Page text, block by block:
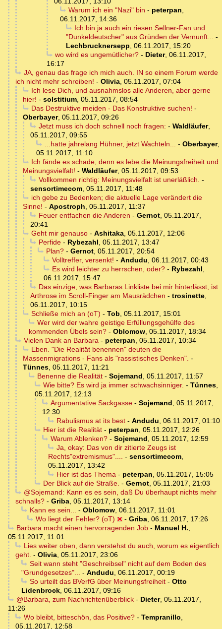
Warum ich ein "Nazi" bin - peterpan
06.11.2017, 14:36
Ich bin ja auch ein riesen Sellner-Fan und
"Dunkeldeutscher" aus Gründen der Vernunft...
-
Lechbrucknersepp 06.11.2017, 15:20
wo wird es ungemütlicher?- Dieter, 06.11.2017,
16:17
JA, genau das frage ich mich auch. IN so einem Forum werde
ich nicht mehr schreiben! - Olivia 05.11.2017, 07:04
Ich lese Dich, und ausnahmslos alle Anderen, aber gerne
hier! - solstitium 05.11.2017, 08:54
Das Destruktive meiden - Das Konstruktive suchen! -
Oberbayer, 05.11.2017, 09:26
Jetzt muss ich doch schnell noch fragen: - Waldläufer,
05.11.2017, 09:55
...hatte jahrelang Hühner, jetzt Wachteln...
- Oberbayer,
05.11.2017, 11:10
Ich fände es schade, denn es lebe die Meinungsfreiheit und
Meinungsvielfalt! - Waldläufer, 05.11.2017, 09:53
Vollkommen richtig: Meinungsvielfalt ist unerläßlich. -
sensortimecom 05.11.2017, 11:48
ich gebe zu Bedenken; die aktuelle Lage verändert die
Sinne! - Apostroph 05.11.2017, 11:37
Feuer entfachen die Anderen - Gernot, 05.11.2017,
20:41
Geht mir genauso- Ashitaka, 05.11.2017, 12:06
Perfide- Rybezahl 05.11.2017, 13:47
Plan?- Gernot, 05.11.2017, 20:54
Volltreffer, versenkt! - Andudu 06.11.2017, 00:43
Es wird leichter zu herrschen, oder?- Rybezahl
06.11.2017, 15:47
Das einzige, was Barbaras Linkliste bei mir hinterlässt, ist
Arthrose im Scroll-Finger am Mausrädchen - trosinette
06.11.2017, 10:15
Schließe mich an (oT) - Tob 05.11.2017, 15:01
Wer wird der wahre geistige Erfüllungsgehülfe des
kommenden Übels sein? - Oblomow 05.11.2017, 18:34
Vielen Dank an Barbara - peterpan 05.11.2017, 10:34
Eben. "Die Realität benennen" deuten die
Massenmigrations - Fans als "rassistisches Denken". -
Tünnes 05.11.2017, 11:21
Benenne die Realität- Sojemand 05.11.2017, 11:57
Wie bitte? Es wird ja immer schwachsinniger. - Tünnes,
05.11.2017, 12:13
Argumentative Sackgasse- Sojemand 05.11.2017,
12:30
Rabulismus at its best- Andudu 06.11.2017, 01:10
Hier ist die Realität- peterpan 05.11.2017, 12:26
Warum Ablenken?- Sojemand 05.11.2017, 12:59
Ja, okay: Das von dir zitierte Zeugs ist
Rechts"extremismus"....
- sensortimecom
05.11.2017, 13:42
Hier ist das Thema - peterpan 05.11.2017, 15:05
Der Blick auf die Straße. - Gernot, 05.11.2017, 21:03
@Sojemand: Kann es es sein, daß Du überhaupt nichts mehr
schnalls? - Griba 05.11.2017, 13:14
Kann es sein...
- Oblomow, 06.11.2017, 11:01
Wo liegt der Fehler? (oT)
- Griba, 06.11.2017, 17:26
Barbara macht einen hervorragenden Job- Manuel H.
05.11.2017, 11:01
Lies weiter oben, dann verstehst du auch, worum es eigentlich
geht. - Olivia 05.11.2017, 23:06
Seit wann steht "Geschreibsel" nicht auf dem Boden des
"Grundgesetzes"...
- Andudu 06.11.2017, 00:19
So urteilt das BVerfG über Meinungsfreiheit- Otto
Lidenbrock 06.11.2017, 09:16
@Barbara, zum Nachrichtenüberblick- Dieter, 05.11.2017,
11:26
Wo bleibt, bitteschön, das Positive?- Tempranillo
05.11.2017, 12:58